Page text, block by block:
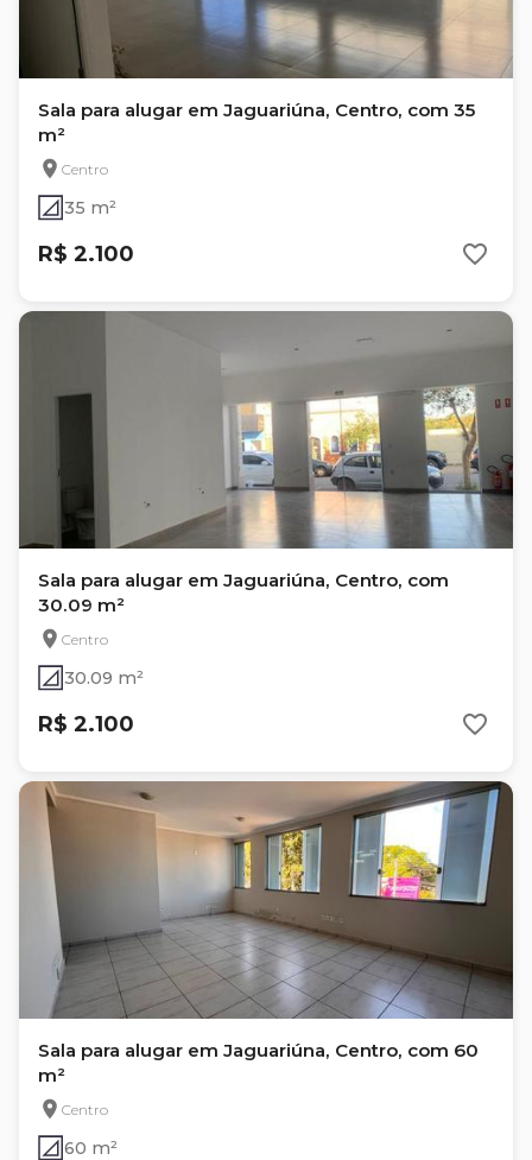
Sala para alugar em Jaguariúna, Centro, com 35
m²
Centro
35 m²
R$ 2.100
Sala para alugar em Jaguariúna, Centro, com
30.09 m²
Centro
30.09 m²
R$ 2.100
Sala para alugar em Jaguariúna, Centro, com 60
m²
Centro
60 m²